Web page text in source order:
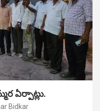
ఏర్పాట్లు.
Bidkar